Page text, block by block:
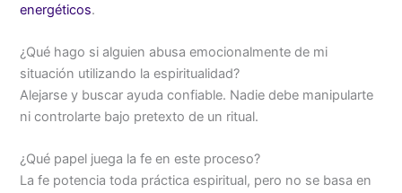
energéticos.
¿Qué hago si alguien abusa emocionalmente de mi
situación utilizando la espiritualidad?
Alejarse y buscar ayuda confiable. Nadie debe manipularte
ni controlarte bajo pretexto de un ritual.
¿Qué papel juega la fe en este proceso?
La fe potencia toda práctica espiritual, pero no se basa en